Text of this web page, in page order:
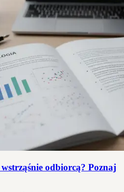
odbiorcą? Poznaj